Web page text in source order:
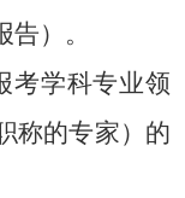
）。
考学科专业领
称的专家）的